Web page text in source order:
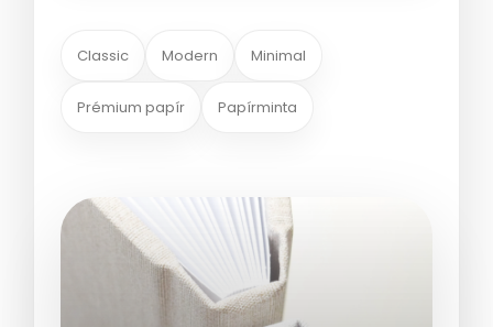
Classic Modern Minimal
Prémium papír Papírminta